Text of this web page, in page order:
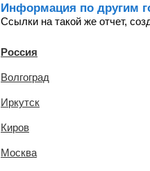
Информация по другим
Ссылки на такой же отчет,
Россия
Волгоград
Иркутск
Киров
Москва